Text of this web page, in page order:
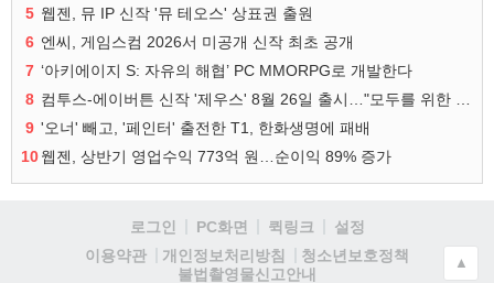
5 웹젠, 뮤 IP 신작 '뮤 테오스' 상표권 출원
6 엔씨, 게임스컴 2026서 미공개 신작 최초 공개
7 ‘아키에이지 S: 자유의 해협’ PC MMORPG로 개발한다
8
9 '오너' 빼고, '페인터' 출전한 T1, 한화생명에 패배
10웹젠, 상반기 영업수익 773억 원…순이익 89% 증가
로그인 PC화면 퀵링크
설정
이용약관
개인정보처리방침
청소년보호정책
불법촬영물신고안내
▲